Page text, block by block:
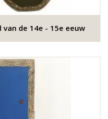
van de 14e - 15e eeuw